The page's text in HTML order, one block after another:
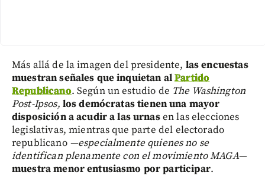
Más allá de la imagen del presidente, las encuestas
muestran señales que inquietan alPartido
Republicano. Según un estudio de The Washington
Post-Ipsos, los demócratas tienen una mayor
disposición a acudir a las urnasen las elecciones
legislativas, mientras que parte del electorado
republicano —especialmente quienes no se
identifican plenamente con el movimiento MAGA—
muestra menor entusiasmo por participar.